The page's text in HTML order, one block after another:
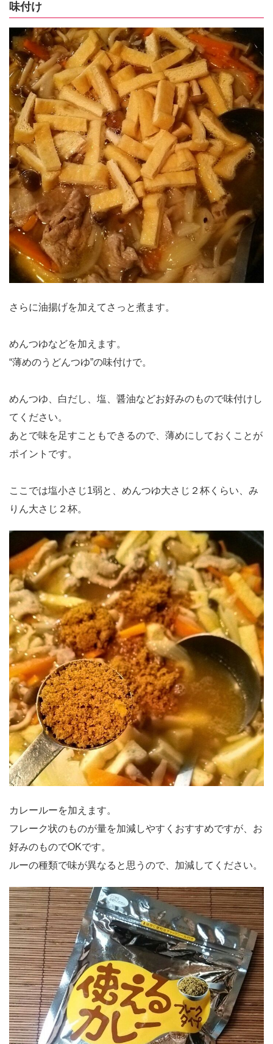
味付け
さらに油揚げを加えてさっと煮ます。
めんつゆなどを加えます。
“薄めのうどんつゆ”の味付けで。
めんつゆ、白だし、塩、醤油などお好みのもので味付けし
てください。
あとで味を足すこともできるので、薄めにしておくことが
ポイントです。
ここでは塩小さじ1弱と、めんつゆ大さじ２杯くらい、み
りん大さじ２杯。
カレールーを加えます。
フレーク状のものが量を加減しやすくおすすめですが、お
好みのものでOKです。
ルーの種類で味が異なると思うので、加減してください。